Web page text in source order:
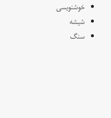
خوشنویسی
شیشه
سنگ